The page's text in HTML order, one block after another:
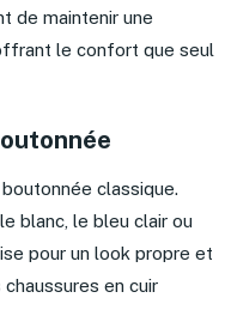
de maintenir une
le confort que seul
classique.
blanc, le bleu clair ou
pour un look propre et
en cuir